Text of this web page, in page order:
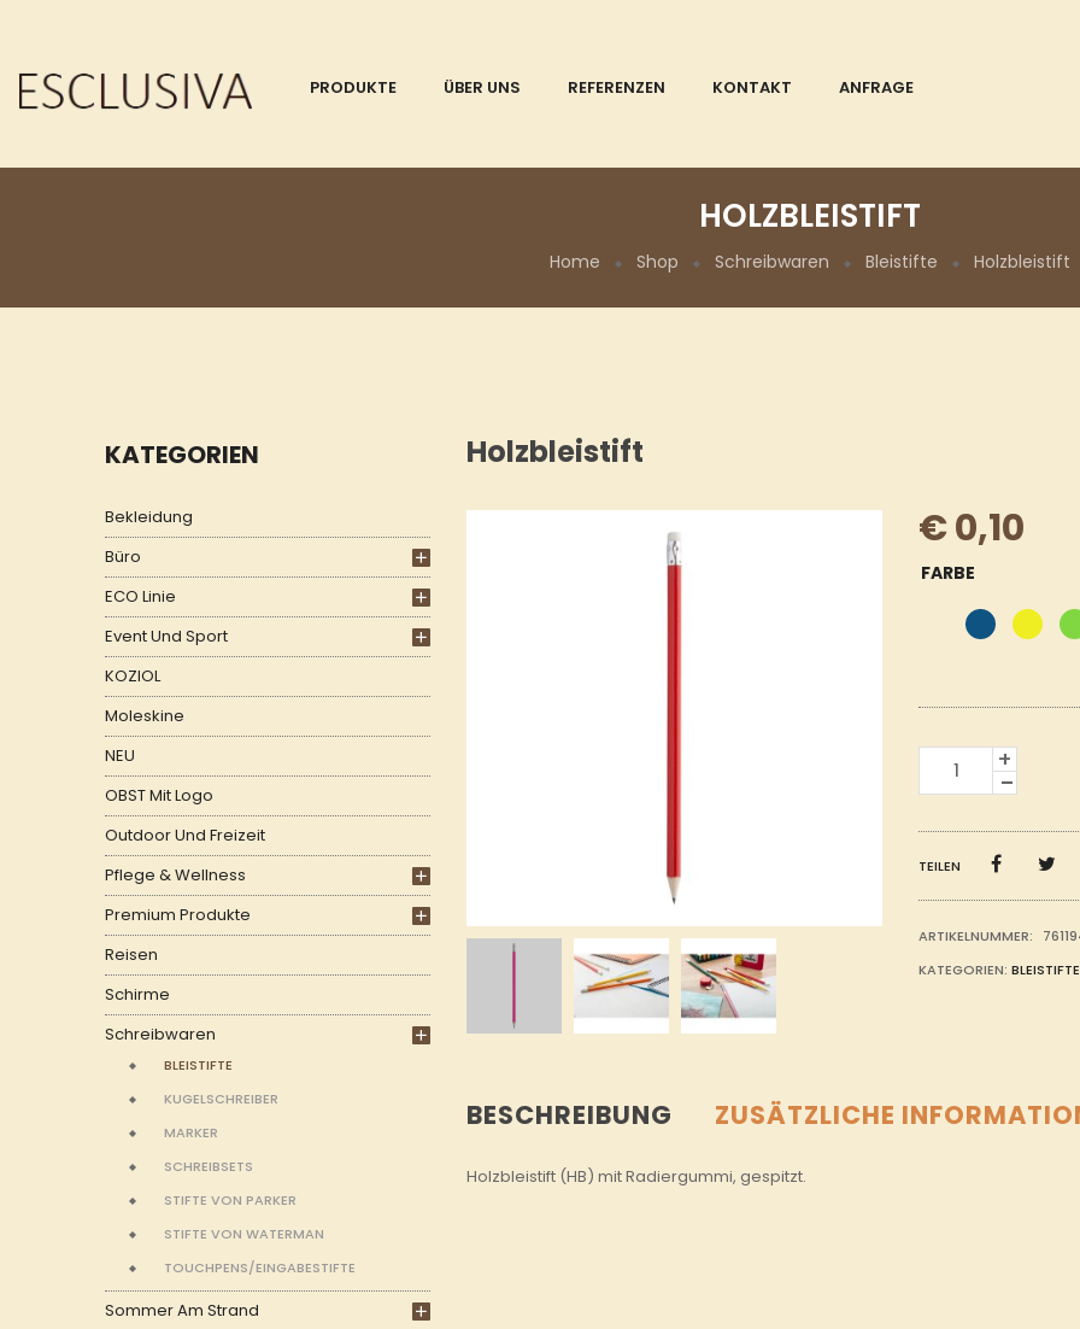
PRODUKTE ÜBER UNS REFERENZEN KONTAKT ANFRAGE
HOLZBLEISTIFT
Home Shop Schreibwaren Bleistifte Holzbleistift
KATEGORIEN
Bekleidung
Büro
ECO Linie
Event Und Sport
KOZIOL
Moleskine
NEU
OBST Mit Logo
Outdoor Und Freizeit
Pflege & Wellness
Premium Produkte
Reisen
Schirme
Schreibwaren
BLEISTIFTE
KUGELSCHREIBER
MARKER
SCHREIBSETS
STIFTE VON PARKER
STIFTE VON WATERMAN
TOUCHPENS/EINGABESTIFTE
Sommer Am Strand
Holzbleistift
€0,10
FARBE
HOLZBLEISTIFT
MENGE
TEILEN
ARTIKELNUMMER:
KATEGORIEN: BLEISTIFTE
BESCHREIBUNG ZUSÄTZLICHE
Holzbleistift (HB) mit Radiergummi, gespitzt.